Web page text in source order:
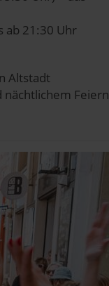
ab 21:30 Uhr
Altstadt
nächtlichem Feiern